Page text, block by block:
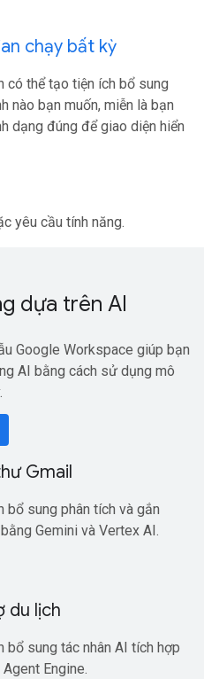
chạy bất kỳ
có thể tạo tiện ích bổ sung
nào bạn muốn, miễn là bạn
dạng đúng để giao diện hiển
yêu cầu tính năng.
dựa trên AI
Google Workspace giúp bạn
AI bằng cách sử dụng mô
Gmail
bổ sung phân tích và gắn
Gemini và Vertex AI.
du lịch
bổ sung tác nhân AI tích hợp
Engine.